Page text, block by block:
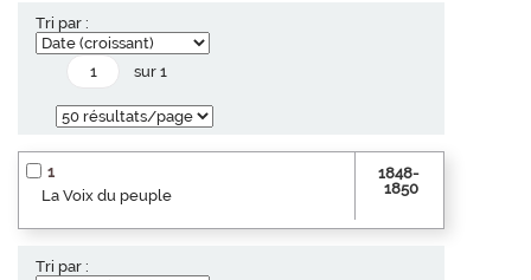
Tri par :
sur 1
1
La Voix du peuple
1848-
1850
Tri par :